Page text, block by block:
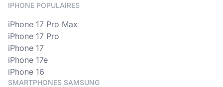
IPHONE POPULAIRES
iPhone 17 Pro Max
iPhone 17 Pro
iPhone 17
iPhone 17e
iPhone 16
SMARTPHONES SAMSUNG